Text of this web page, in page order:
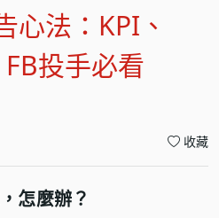
心法：KPI、
投手必看
收藏
怎麼辦？